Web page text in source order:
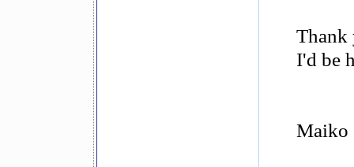
Thank
I'd be
Maiko